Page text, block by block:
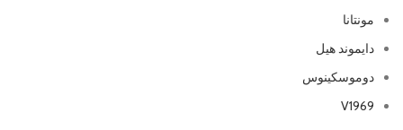
مونتانا
دايموند هيل
دوموسكينوس
V1969